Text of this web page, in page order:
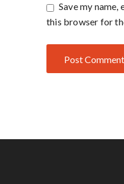
Save my name,
this browser for